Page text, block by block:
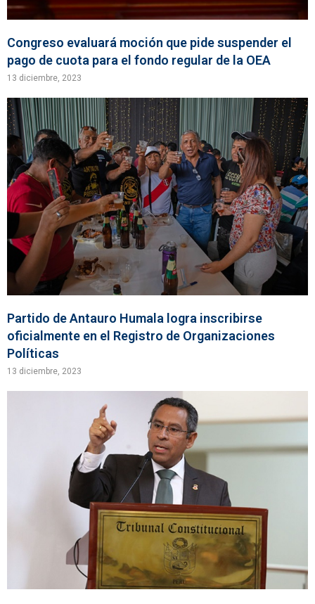
Congreso evaluará moción que pide suspender el
pago de cuota para el fondo regular de la OEA
13 diciembre, 2023
Partido de Antauro Humala logra inscribirse
oficialmente en el Registro de Organizaciones
Políticas
13 diciembre, 2023